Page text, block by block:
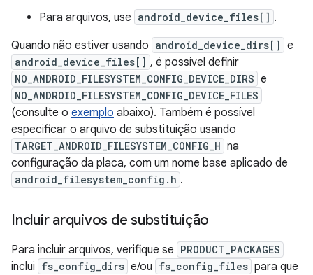
Para arquivos, use android _device _files[] .
Quando não estiver usando android_device_dirs[] e
android_device_files[] , é possível definir
NO_ANDROID_FILESYSTEM_CONFIG_DEVICE_DIRS e
NO_ANDROID_FILESYSTEM_CONFIG_DEVICE_FILES
(consulte o exemplo abaixo). Também é possível
especificar o arquivo de substituição usando
TARGET_ANDROID_FILESYSTEM_CONFIG_H na
configuração da placa, com um nome base aplicado de
android_filesystem_config.h .
Incluir arquivos de substituição
Para incluir arquivos, verifique se PRODUCT_PACKAGES
inclui fs_config_dirs e/ou fs_config_files para que